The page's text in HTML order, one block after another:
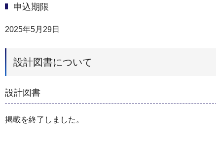
申込期限
2025年5月29日
設計図書について
設計図書
掲載を終了しました。